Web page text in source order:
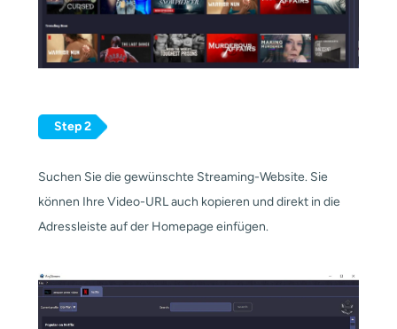
Step 2
Suchen Sie die gewünschte Streaming-Website. Sie
können Ihre Video-URL auch kopieren und direkt in die
Adressleiste auf der Homepage einfügen.